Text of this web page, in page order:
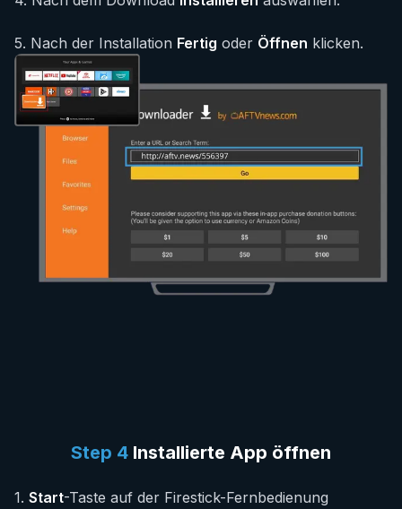
5. Nach der Installation Fertig oder Öffnen klicken.
Step 4 Installierte App öffnen
1. Start-Taste auf der Firestick-Fernbedienung